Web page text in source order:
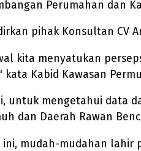
Perumahan dan
pihak Konsultan CV
kita menyatukan
Kabid Kawasan
untuk mengetahui data
dan Daerah Rawan
mudah-mudahan